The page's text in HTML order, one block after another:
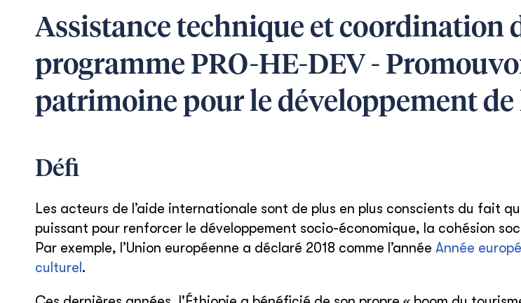
Assistance technique et coordination
programme PRO-HE-DEV -
patrimoine pour le développement
Défi
Les acteurs de l’aide internationale sont de plus en plus conscients du fait
puissant pour renforcer le développement socio-économique, la cohésion
Par exemple, l’Union européenne a déclaré 2018 comme l’année Année
culturel .